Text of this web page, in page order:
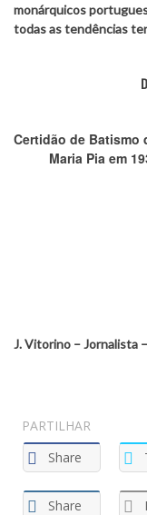
monárquicos
todas as tendências
Certidão de Batismo
Maria Pia em
J. Vitorino – Jornalista
PARTILHAR
Share
Share